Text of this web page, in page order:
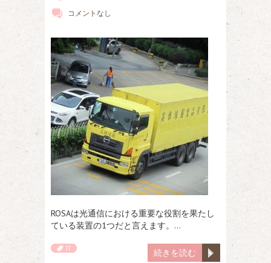
コメントなし
ROSAは光通信における重要な役割を果たし
ている装置の1つだと言えます。…
続きを読む
IT